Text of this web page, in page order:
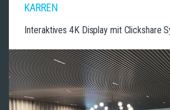
KARREN
Interaktives 4K Display mit Clickshare